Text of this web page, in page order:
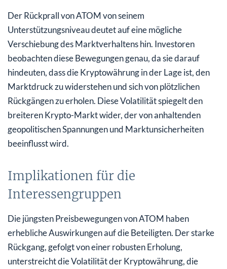
Der Rückprall von ATOM von seinem
Unterstützungsniveau deutet auf eine mögliche
Verschiebung des Marktverhaltens hin. Investoren
beobachten diese Bewegungen genau, da sie darauf
hindeuten, dass die Kryptowährung in der Lage ist, den
Marktdruck zu widerstehen und sich von plötzlichen
Rückgängen zu erholen. Diese Volatilität spiegelt den
breiteren Krypto-Markt wider, der von anhaltenden
geopolitischen Spannungen und Marktunsicherheiten
beeinflusst wird.
Implikationen für die
Interessengruppen
Die jüngsten Preisbewegungen von ATOM haben
erhebliche Auswirkungen auf die Beteiligten. Der starke
Rückgang, gefolgt von einer robusten Erholung,
unterstreicht die Volatilität der Kryptowährung, die